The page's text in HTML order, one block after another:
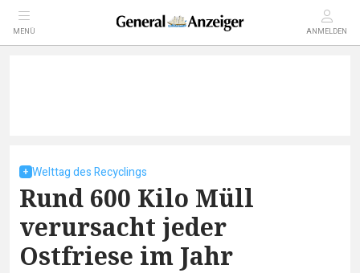
MENÜ ANMELDEN
Welttag des Recyclings
Rund 600 Kilo Müll
verursacht jeder
Ostfriese im Jahr